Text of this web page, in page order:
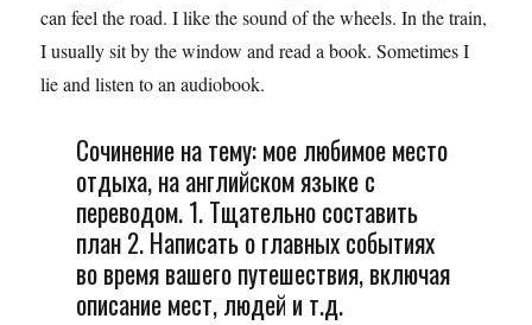
can feel the road. I like the sound of the wheels. In the train,
I usually sit by the window and read a book. Sometimes I
lie and listen to an audiobook.
Сочинение на тему: мое любимое место
отдыха, на английском языке с
переводом. 1. Тщательно составить
план 2. Написать о главных событиях
во время вашего путешествия, включая
описание мест, людей и т.д.